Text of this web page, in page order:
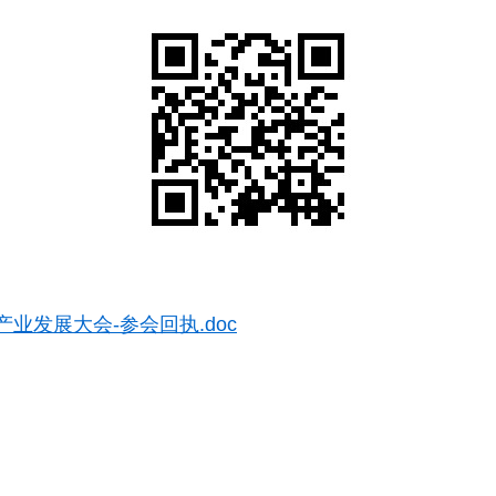
业发展大会-参会回执.doc